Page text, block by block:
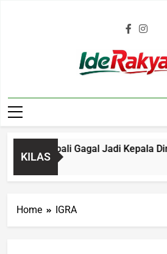
KILAS
Kembali Gagal Jadi Kepala
Home IGRA